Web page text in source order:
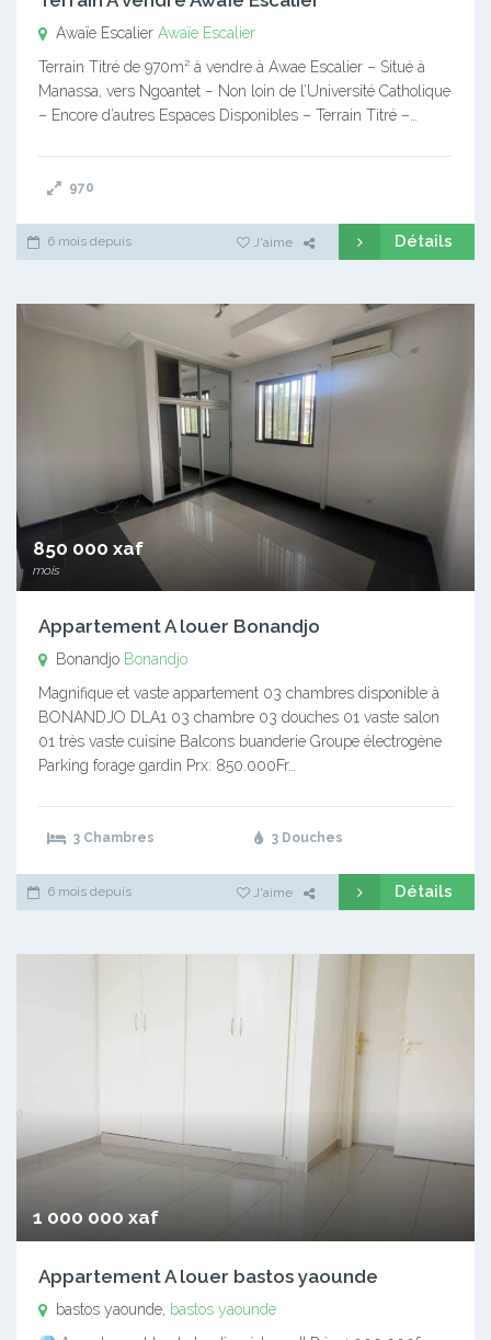
Awaïe Escalier Awaïe Escalier
Terrain Titré de 970m² à vendre à Awae Escalier – Situé à
Manassa, vers Ngoantet – Non loin de l’Université Catholique
– Encore d’autres Espaces Disponibles – Terrain Titré –…
970
6 mois depuis J'aime Détails
850 000 xaf
mois
Appartement A louer Bonandjo
Bonandjo Bonandjo
Magnifique et vaste appartement 03 chambres disponible à
BONANDJO DLA1 03 chambre 03 douches 01 vaste salon
01 très vaste cuisine Balcons buanderie Groupe électrogène
Parking forage gardin Prx: 850.000Fr…
3 Chambres 3 Douches
6 mois depuis J'aime Détails
1 000 000 xaf
Appartement A louer bastos yaounde
bastos yaounde, bastos yaounde